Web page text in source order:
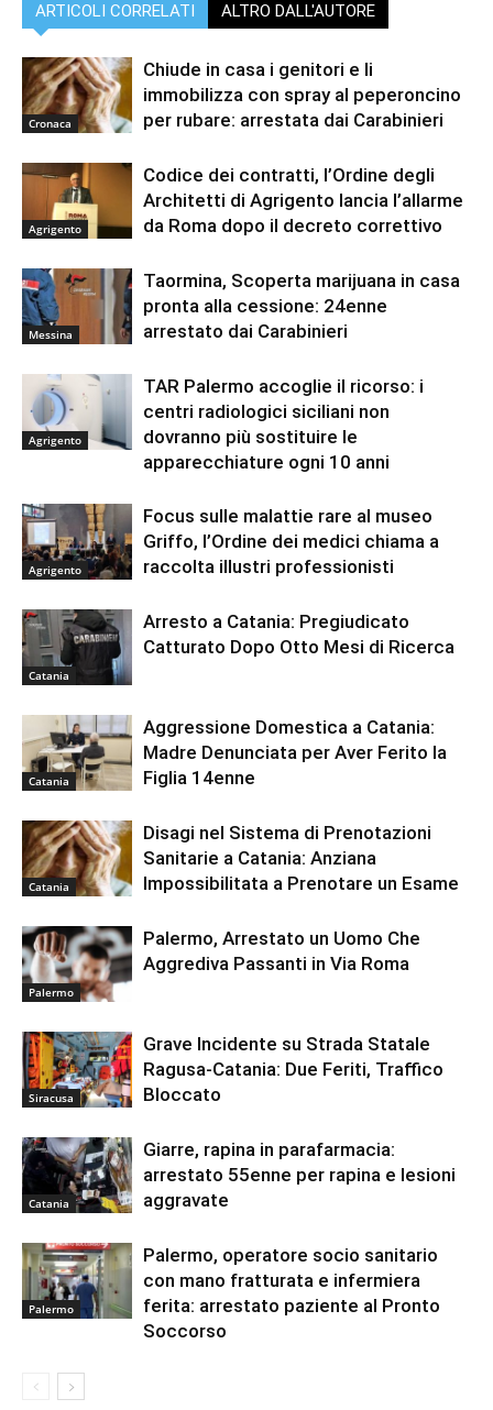
ARTICOLI CORRELATI ALTRO DALL'AUTORE
Cronaca
Chiude in casa i genitori e li
immobilizza con spray al peperoncino
per rubare: arrestata dai Carabinieri
Agrigento
Codice dei contratti, l’Ordine degli
Architetti di Agrigento lancia l’allarme
da Roma dopo il decreto correttivo
Messina
Taormina, Scoperta marijuana in casa
pronta alla cessione: 24enne
arrestato dai Carabinieri
Agrigento
TAR Palermo accoglie il ricorso: i
centri radiologici siciliani non
dovranno più sostituire le
apparecchiature ogni 10 anni
Agrigento
Focus sulle malattie rare al museo
Griffo, l’Ordine dei medici chiama a
raccolta illustri professionisti
Catania
Arresto a Catania: Pregiudicato
Catturato Dopo Otto Mesi di Ricerca
Catania
Aggressione Domestica a Catania:
Madre Denunciata per Aver Ferito la
Figlia 14enne
Catania
Disagi nel Sistema di Prenotazioni
Sanitarie a Catania: Anziana
Impossibilitata a Prenotare un Esame
Palermo
Palermo, Arrestato un Uomo Che
Aggrediva Passanti in Via Roma
Siracusa
Grave Incidente su Strada Statale
Ragusa-Catania: Due Feriti, Traffico
Bloccato
Catania
Giarre, rapina in parafarmacia:
arrestato 55enne per rapina e lesioni
aggravate
Palermo
Palermo, operatore socio sanitario
con mano fratturata e infermiera
ferita: arrestato paziente al Pronto
Soccorso